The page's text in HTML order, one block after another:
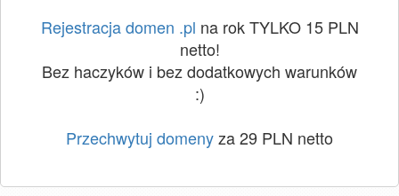
Rejestracja domen .pl na rok TYLKO 15 PLN
netto!
Bez haczyków i bez dodatkowych warunków
:)
Przechwytuj domenyza 29 PLN netto